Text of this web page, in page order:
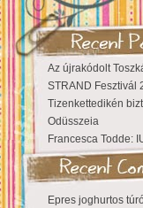
Az újrakódolt
STRAND Fesztivál
Tizenkettedikén
Odüsszeia
Francesca Todde:
Epres joghurtos